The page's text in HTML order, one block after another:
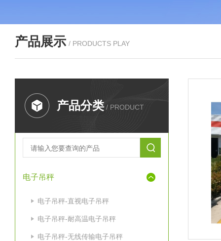
产品展示 / PRODUCTS PLAY
产品分类 / PRODUCT
电子吊秤
电子吊秤-直视电子吊秤
电子吊秤-耐高温电子吊秤
电子吊秤-无线传输电子吊秤